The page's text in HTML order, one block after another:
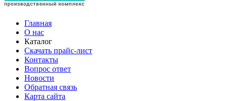
Главная
О нас
Каталог
Скачать прайс-лист
Контакты
Вопрос ответ
Новости
Обратная связь
Карта сайта